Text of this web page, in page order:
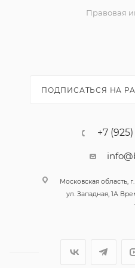
Правовая
ПОДПИСАТЬСЯ НА
+7
Московская область,
ул. Западная, 1А